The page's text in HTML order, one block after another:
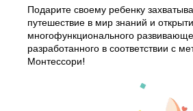
Подарите своему ребенку
путешествие в мир знаний и
многофункционального
разработанного в соответствии с
Монтессори!